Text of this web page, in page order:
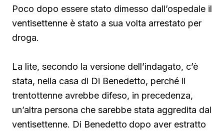
Poco dopo essere stato dimesso dall’ospedale il
ventisettenne è stato a sua volta arrestato per
droga.
La lite, secondo la versione dell’indagato, c’è
stata, nella casa di Di Benedetto, perché il
trentottenne avrebbe difeso, in precedenza,
un’altra persona che sarebbe stata aggredita dal
ventisettenne. Di Benedetto dopo aver estratto